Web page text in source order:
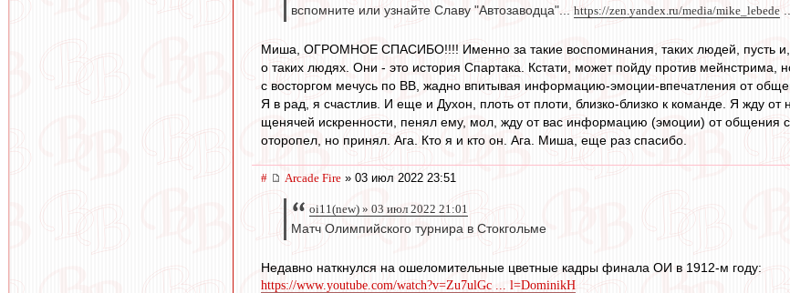
вспомните или узнайте Славу "Автозаводца"... https://zen.yandex.ru/media/mike_lebede
Миша, ОГРОМНОЕ СПАСИБО!!!! Именно за такие воспоминания, таких людей, пусть
о таких людях. Они - это история Спартака. Кстати, может пойду против
с восторгом мечусь по ВВ, жадно впитывая информацию-эмоции-впечатления от
Я в рад, я счастлив. И еще и Духон, плоть от плоти, близко-близко к команде. Я жду
щенячей искренности, пенял ему, мол, жду от вас информацию (эмоции) от общения
оторопел, но принял. Ага. Кто я и кто он. Ага. Миша, еще раз спасибо.
# Arcade Fire » 03 июл 2022 23:51
oi11(new) » 03 июл 2022 21:01
Матч Олимпийского турнира в Стокгольме
Недавно наткнулся на ошеломительные цветные кадры финала ОИ в 1912-м году:
https://www.youtube.com/watch?v=Zu7ulGc ... l=DominikH